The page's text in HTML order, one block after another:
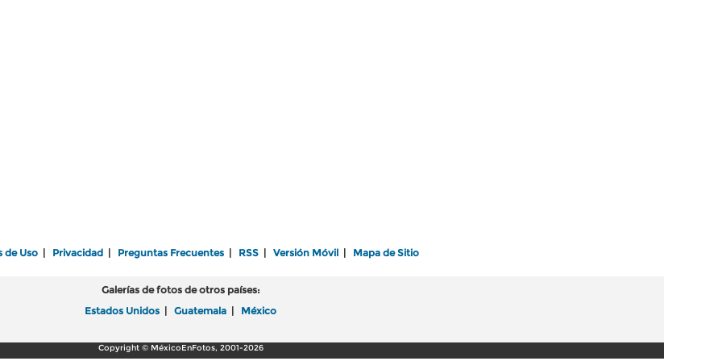
de Uso Privacidad Preguntas Frecuentes RSS Versión Móvil Mapa de Sitio
Galerías de fotos de otros países:
Estados Unidos
Guatemala México
Copyright © MéxicoEnFotos, 2001-2026